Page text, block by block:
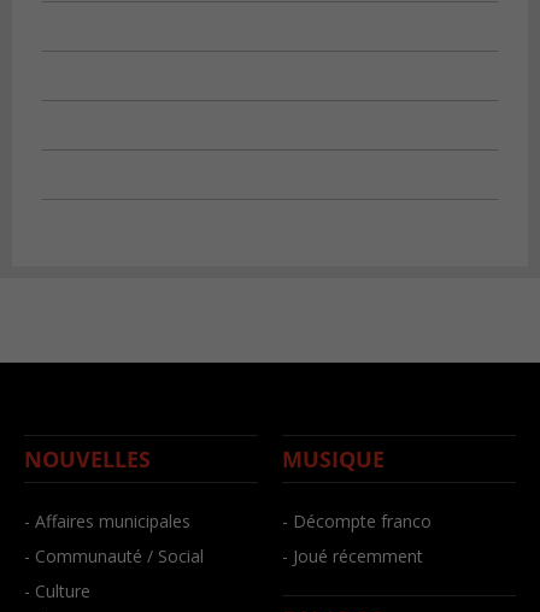
NOUVELLES
- Affaires municipales
- Communauté / Social
- Culture
MUSIQUE
- Décompte franco
- Joué récemment